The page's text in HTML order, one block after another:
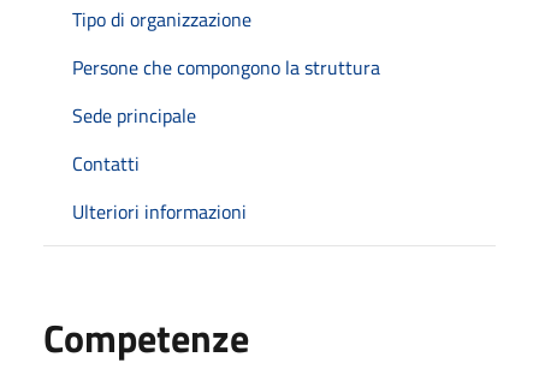
Tipo di organizzazione
Persone che compongono la struttura
Sede principale
Contatti
Ulteriori informazioni
Competenze